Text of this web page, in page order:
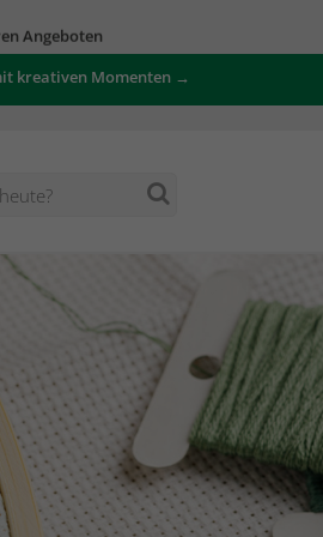
Angeboten
kreativen Momenten →